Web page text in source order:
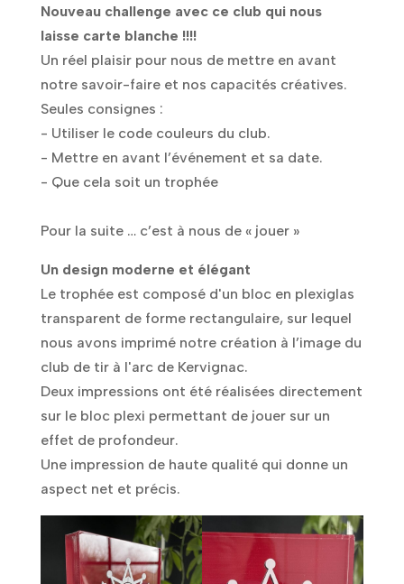
Nouveau challenge avec ce club qui nous
laisse carte blanche !!!!
Un réel plaisir pour nous de mettre en avant
notre savoir-faire et nos capacités créatives.
Seules consignes :
- Utiliser le code couleurs du club.
- Mettre en avant l’événement et sa date.
- Que cela soit un trophée
Pour la suite … c’est à nous de « jouer »
Un design moderne et élégant
Le trophée est composé d'un bloc en plexiglas
transparent de forme rectangulaire, sur lequel
nous avons imprimé notre création à l’image du
club de tir à l'arc de Kervignac.
Deux impressions ont été réalisées directement
sur le bloc plexi permettant de jouer sur un
effet de profondeur.
Une impression de haute qualité qui donne un
aspect net et précis.